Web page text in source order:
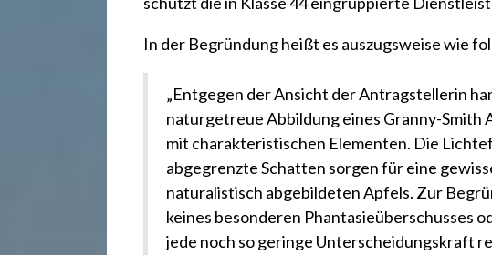
In der Begründung heißt es auszugsweise wie
„Entgegen der Ansicht der Antragstellerin
naturgetreue Abbildung eines Granny-Smith
mit charakteristischen Elementen. Die
abgegrenzte Schatten sorgen für eine
naturalistisch abgebildeten Apfels. Zur
keines besonderen Phantasieüberschusses
jede noch so geringe Unterscheidungskraft